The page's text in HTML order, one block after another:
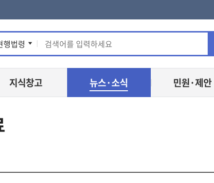
통
합
검
행법령
지식창고 뉴스·소식 민원·제안